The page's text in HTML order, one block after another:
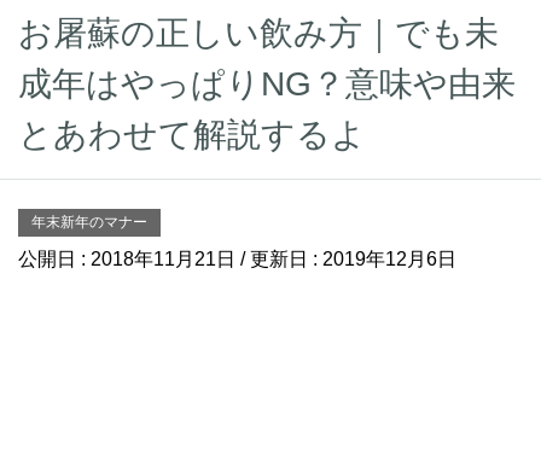
お屠蘇の正しい飲み方｜でも未
成年はやっぱりNG？意味や由来
とあわせて解説するよ
年末新年のマナー
公開日 : 2018年11月21日 / 更新日 : 2019年12月6日